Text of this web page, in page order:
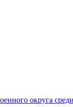
округа